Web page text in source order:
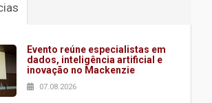
Evento reúne especialistas em
dados, inteligência artificial e
inovação no Mackenzie
07.08.2026